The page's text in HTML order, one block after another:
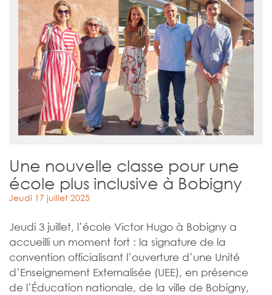
Une nouvelle classe pour une
école plus inclusive à Bobigny
Jeudi 17 juillet 2025
Jeudi 3 juillet, l’école Victor Hugo à Bobigny a
accueilli un moment fort : la signature de la
convention officialisant l’ouverture d’une Unité
d’Enseignement Externalisée (UEE), en présence
de l’Éducation nationale, de la ville de Bobigny,